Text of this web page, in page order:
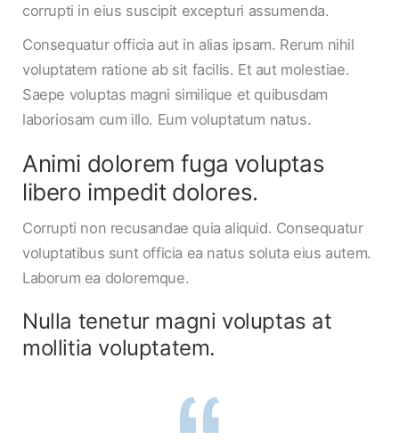
corrupti in eius suscipit excepturi assumenda.
Consequatur officia aut in alias ipsam. Rerum nihil
voluptatem ratione ab sit facilis. Et aut molestiae.
Saepe voluptas magni similique et quibusdam
laboriosam cum illo. Eum voluptatum natus.
Animi dolorem fuga voluptas
libero impedit dolores.
Corrupti non recusandae quia aliquid. Consequatur
voluptatibus sunt officia ea natus soluta eius autem.
Laborum ea doloremque.
Nulla tenetur magni voluptas at
mollitia voluptatem.